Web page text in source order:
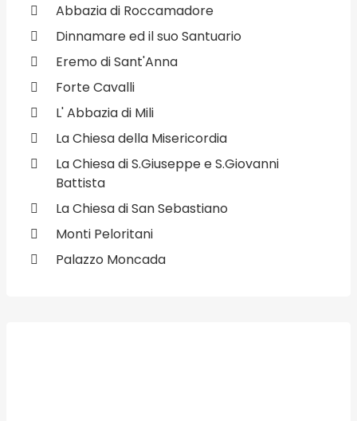
Abbazia di Roccamadore
Dinnamare ed il suo Santuario
Eremo di Sant'Anna
Forte Cavalli
L' Abbazia di Mili
La Chiesa della Misericordia
La Chiesa di S.Giuseppe e S.Giovanni
Battista
La Chiesa di San Sebastiano
Monti Peloritani
Palazzo Moncada